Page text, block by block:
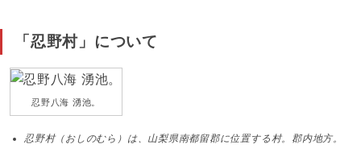
「忍野村」について
忍野八海 湧池。
忍野村（おしのむら）は、山梨県南都留郡に位置する村。郡内地方。